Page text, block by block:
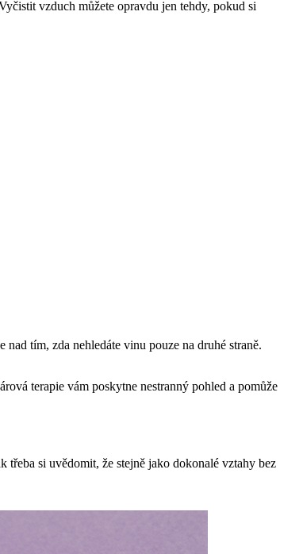
vzduch můžete opravdu jen tehdy, pokud si
tím, zda nehledáte vinu pouze na druhé straně.
terapie vám poskytne nestranný pohled a pomůže
třeba si uvědomit, že stejně jako dokonalé vztahy bez